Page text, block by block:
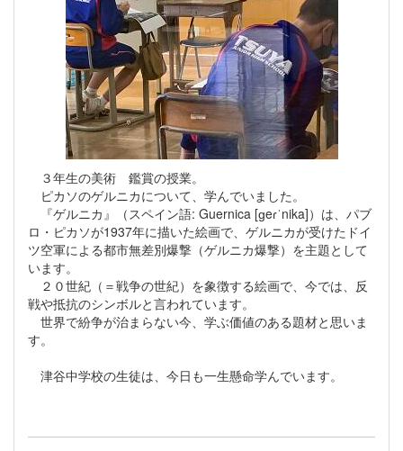
３年生の美術 鑑賞の授業。
ピカソのゲルニカについて、学んでいました。
『ゲルニカ』（スペイン語: Guernica [ɡeɾˈnika]）は、パブ
ロ・ピカソが1937年に描いた絵画で、ゲルニカが受けたドイ
ツ空軍による都市無差別爆撃（ゲルニカ爆撃）を主題として
います。
２０世紀（＝戦争の世紀）を象徴する絵画で、今では、反
戦や抵抗のシンボルと言われています。
世界で紛争が治まらない今、学ぶ価値のある題材と思いま
す。
津谷中学校の生徒は、今日も一生懸命学んでいます。